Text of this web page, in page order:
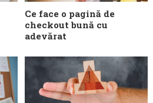
Ce face o pagină de
checkout bună cu
adevărat